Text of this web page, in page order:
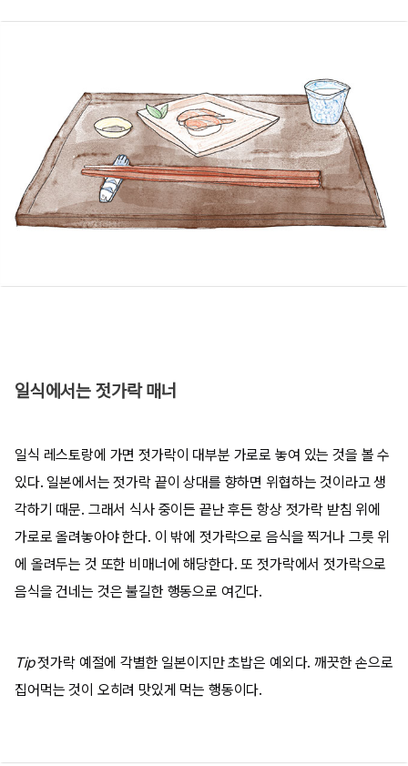
일식에서는 젓가락 매너
일식 레스토랑에 가면 젓가락이 대부분 가로로 놓여 있는 것을 볼 수
있다. 일본에서는 젓가락 끝이 상대를 향하면 위협하는 것이라고 생
각하기 때문. 그래서 식사 중이든 끝난 후든 항상 젓가락 받침 위에
가로로 올려놓아야 한다. 이 밖에 젓가락으로 음식을 찍거나 그릇 위
에 올려두는 것 또한 비매너에 해당한다. 또 젓가락에서 젓가락으로
음식을 건네는 것은 불길한 행동으로 여긴다.
Tip젓가락 예절에 각별한 일본이지만 초밥은 예외다. 깨끗한 손으로
집어먹는 것이 오히려 맛있게 먹는 행동이다.